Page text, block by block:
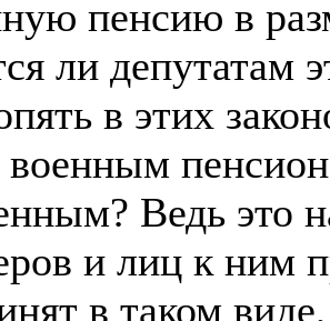
пенсию в
ли депутатам
в этих
военным
Ведь это
и лиц к ним
в таком